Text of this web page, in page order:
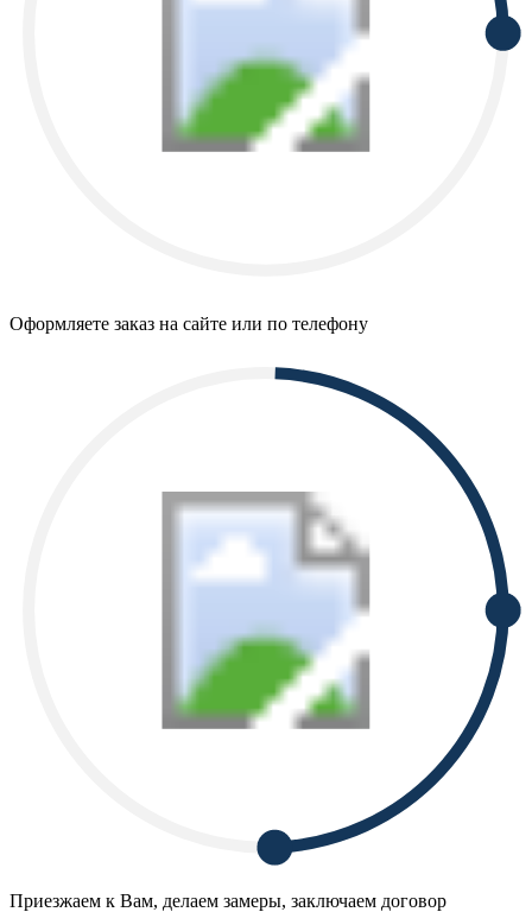
Оформляете заказ на сайте или по телефону
Приезжаем к Вам, делаем замеры, заключаем договор